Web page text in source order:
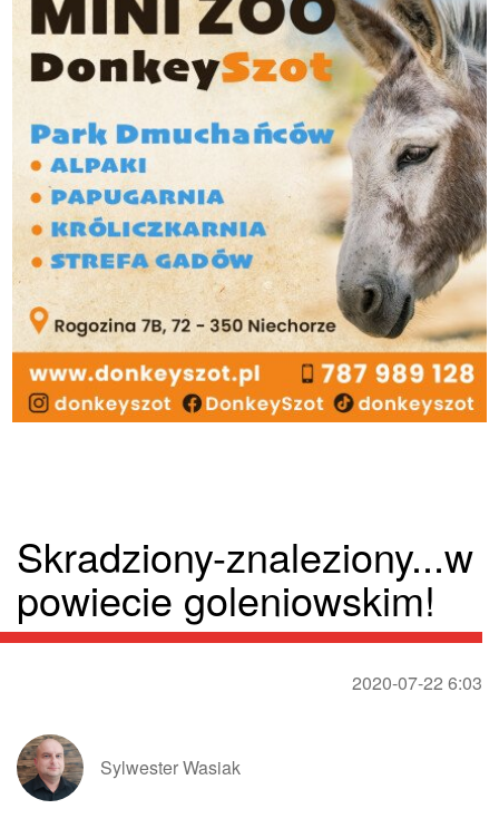
Skradziony-znaleziony...w
powiecie goleniowskim!
2020-07-22 6:03
Sylwester Wasiak